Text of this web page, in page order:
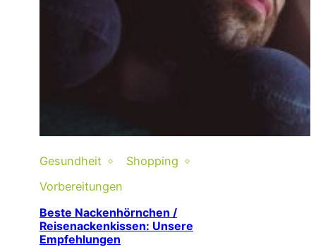
Gesundheit
Shopping
Vorbereitungen
Beste Nackenhörnchen /
Reisenackenkissen: Unsere
Empfehlungen